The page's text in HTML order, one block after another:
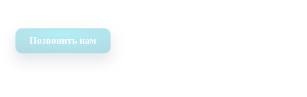
Позвонить нам